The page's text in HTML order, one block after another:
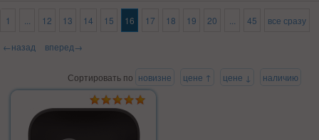
1 12 13 14 15 16 17 18 19 20 45 все сразу
←назад вперед→
Сортировать по новизне цене ↑ цене ↓ наличию